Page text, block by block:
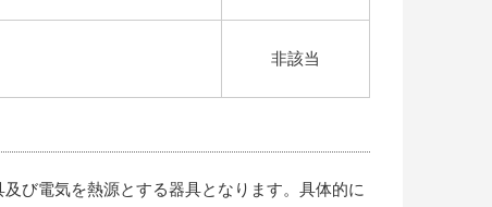
非該当
び電気を熱源とする器具となります。具体的に